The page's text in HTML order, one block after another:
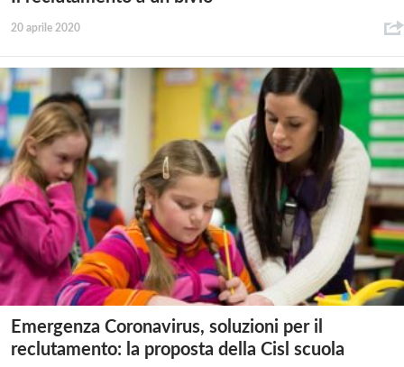
20 aprile 2020
Emergenza Coronavirus, soluzioni per il
reclutamento: la proposta della Cisl scuola